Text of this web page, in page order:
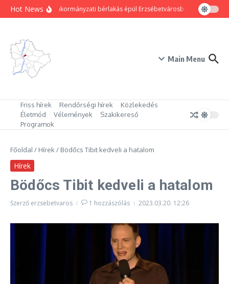
Ugrás a tartalomhoz
Hot News80 új önkormányzati bérlakás épül Erzsébetvárosban Hogyan
Main Menu
Friss hírek Rendőrségi hírek
Közlekedés
Életmód
Vélemények
Szakikereső
Programok
Főoldal / Hírek/ Bödőcs Tibit kedveli a hatalom
Hírek
Bödőcs Tibit kedveli a hatalom
Szerző erzsebetvaros 1 hozzászólás 2023.03.20. 12:26